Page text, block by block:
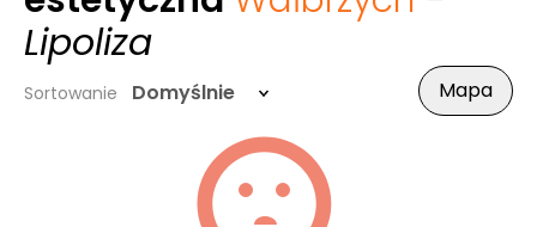
Lipoliza
Sortowanie Domyślnie Mapa